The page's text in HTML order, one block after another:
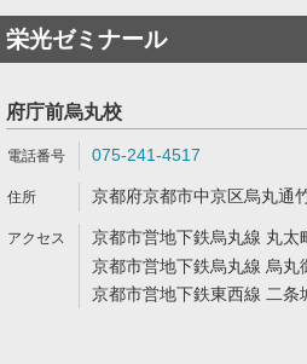
栄光ゼミナール
府庁前烏丸校
075-241-4517
京都府京都市中京区烏丸通
京都市営地下鉄烏丸線 丸太
京都市営地下鉄烏丸線 烏丸
京都市営地下鉄東西線 二条